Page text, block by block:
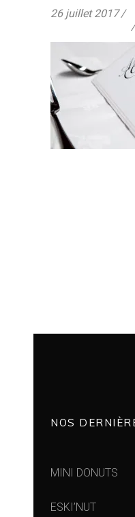
26 juillet 2017
NOS
MINI DONUTS
ESKI’NUT